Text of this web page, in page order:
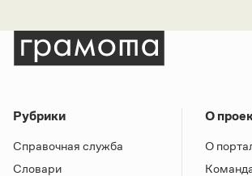
Рубрики
Справочная служба
Словари
О
О